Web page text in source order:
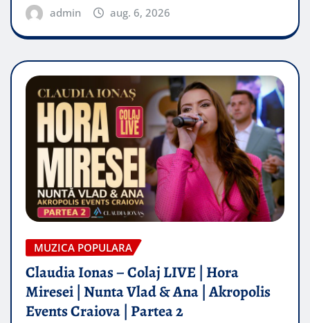
admin aug. 6, 2026
MUZICA POPULARA
Claudia Ionas – Colaj LIVE | Hora
Miresei | Nunta Vlad & Ana | Akropolis
Events Craiova | Partea 2